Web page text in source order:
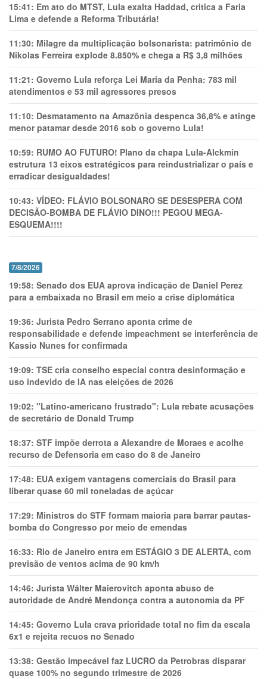
15:41: Em ato do MTST, Lula exalta Haddad, critica a Faria
Lima e defende a Reforma Tributária!
11:30: Milagre da multiplicação bolsonarista: patrimônio de
Nikolas Ferreira explode 8.850% e chega a R$ 3,8 milhões
11:21: Governo Lula reforça Lei Maria da Penha: 783 mil
atendimentos e 53 mil agressores presos
11:10: Desmatamento na Amazônia despenca 36,8% e atinge
menor patamar desde 2016 sob o governo Lula!
10:59: RUMO AO FUTURO! Plano da chapa Lula-Alckmin
estrutura 13 eixos estratégicos para reindustrializar o país e
erradicar desigualdades!
10:43: VÍDEO: FLÁVIO BOLSONARO SE DESESPERA COM
DECISÃO-BOMBA DE FLÁVIO DINO!!! PEGOU MEGA-
ESQUEMA!!!!
7/8/2026
19:58: Senado dos EUA aprova indicação de Daniel Perez
para a embaixada no Brasil em meio a crise diplomática
19:36: Jurista Pedro Serrano aponta crime de
responsabilidade e defende impeachment se interferência de
Kassio Nunes for confirmada
19:09: TSE cria conselho especial contra desinformação e
uso indevido de IA nas eleições de 2026
19:02: "Latino-americano frustrado": Lula rebate acusações
de secretário de Donald Trump
18:37: STF impõe derrota a Alexandre de Moraes e acolhe
recurso de Defensoria em caso do 8 de Janeiro
17:48: EUA exigem vantagens comerciais do Brasil para
liberar quase 60 mil toneladas de açúcar
17:29: Ministros do STF formam maioria para barrar pautas-
bomba do Congresso por meio de emendas
16:33: Rio de Janeiro entra em ESTÁGIO 3 DE ALERTA, com
previsão de ventos acima de 90 km/h
14:46: Jurista Wálter Maierovitch aponta abuso de
autoridade de André Mendonça contra a autonomia da PF
14:45: Governo Lula crava prioridade total no fim da escala
6x1 e rejeita recuos no Senado
13:38: Gestão impecável faz LUCRO da Petrobras disparar
quase 100% no segundo trimestre de 2026